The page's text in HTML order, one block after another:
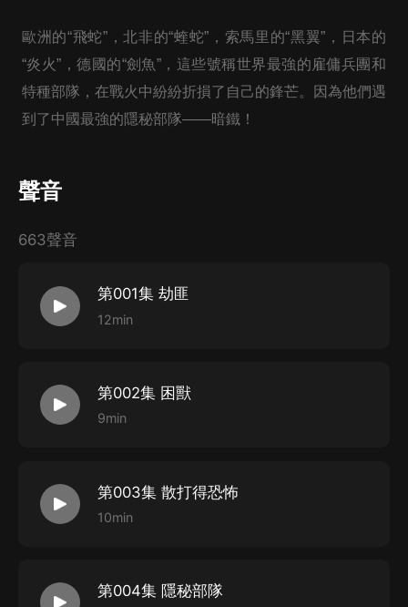
歐洲的“飛蛇”，北非的“蝰蛇”，索馬里的“黑翼”，日本的
“炎火”，德國的“劍魚”，這些號稱世界最強的雇傭兵團和
特種部隊，在戰火中紛紛折損了自己的鋒芒。因為他們遇
到了中國最強的隱秘部隊——暗鐵！
聲音
663聲音
第001集 劫匪
12min
第002集 困獸
9min
第003集 散打得恐怖
10min
第004集 隱秘部隊